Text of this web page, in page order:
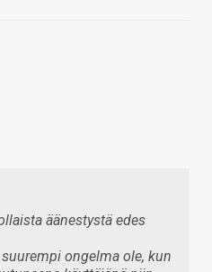
äänestystä edes
ongelma ole, kun